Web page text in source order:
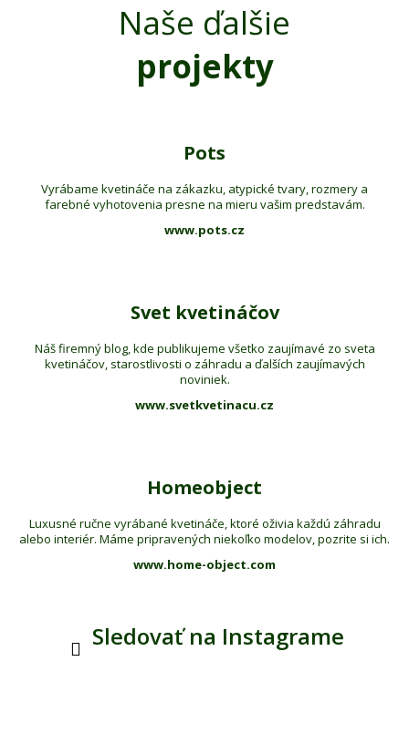
Naše ďalšie
projekty
Pots
Vyrábame kvetináče na zákazku, atypické tvary, rozmery a
farebné vyhotovenia presne na mieru vašim predstavám.
www.pots.cz
Svet kvetináčov
Náš firemný blog, kde publikujeme všetko zaujímavé zo sveta
kvetináčov, starostlivosti o záhradu a ďalších zaujímavých
noviniek.
www.svetkvetinacu.cz
Homeobject
Luxusné ručne vyrábané kvetináče, ktoré oživia každú záhradu
alebo interiér. Máme pripravených niekoľko modelov, pozrite si ich.
www.home-object.com
Sledovať na Instagrame